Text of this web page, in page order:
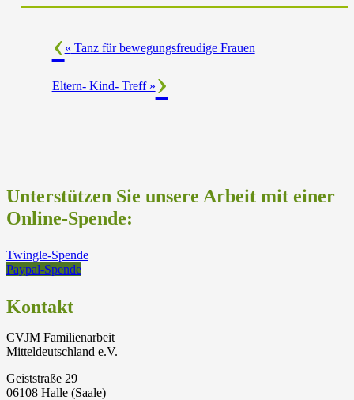
« Tanz für bewegungsfreudige Frauen
Eltern- Kind- Treff »
Unterstützen Sie unsere Arbeit mit einer
Online-Spende:
Twingle-Spende
Paypal-Spende
Kontakt
CVJM Familienarbeit
Mitteldeutschland e.V.
Geiststraße 29
06108 Halle (Saale)